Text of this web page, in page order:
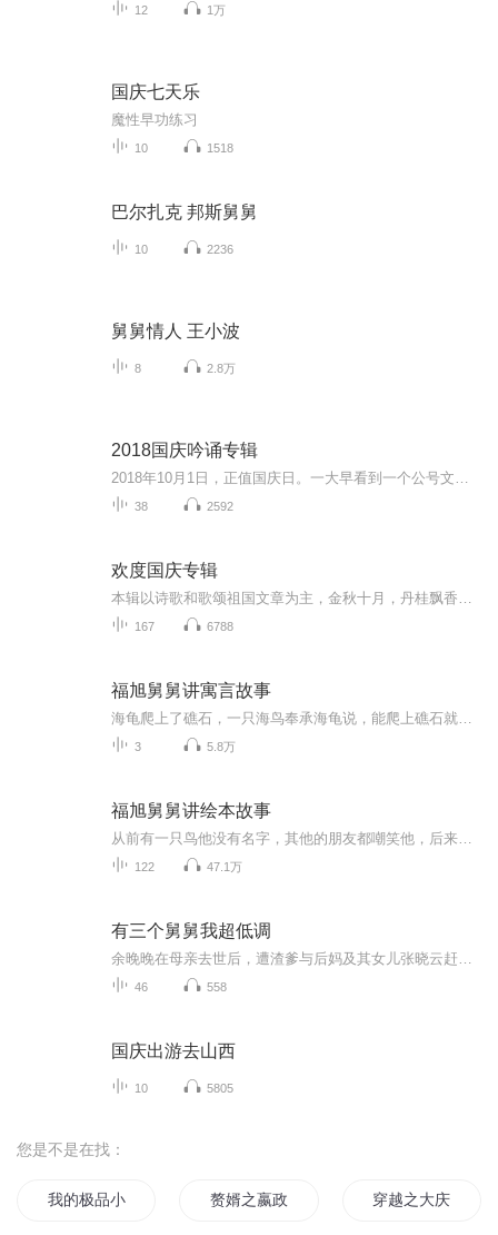
12 1万
国庆七天乐
魔性早功练习
10 1518
巴尔扎克 邦斯舅舅
10 2236
舅舅情人 王小波
8 2.8万
2018国庆吟诵专辑
38 2592
欢度国庆专辑
167 6788
福旭舅舅讲寓言故事
3 5.8万
福旭舅舅讲绘本故事
122 47.1万
有三个舅舅我超低调
46 558
国庆出游去山西
10 5805
您是不是在找：
我的极品小舅子 赘婿之嬴政大舅哥 穿越之大庆帝国